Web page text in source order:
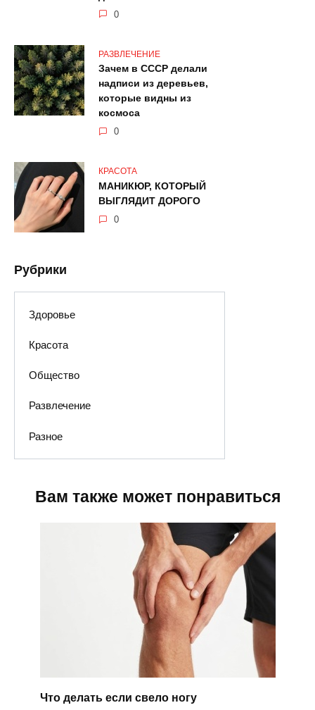
0
РАЗВЛЕЧЕНИЕ
Зачем в СССР делали
надписи из деревьев,
которые видны из
космоса
0
КРАСОТА
МАНИКЮР, КОТОРЫЙ
ВЫГЛЯДИТ ДОРОГО
0
Рубрики
Здоровье
Красота
Общество
Развлечение
Разное
Вам также может понравиться
Что делать если свело ногу